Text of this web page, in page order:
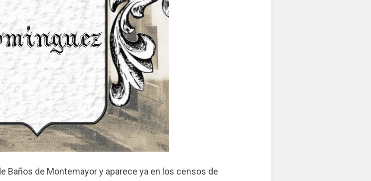
Baños de Montemayor y aparece ya en los censos de